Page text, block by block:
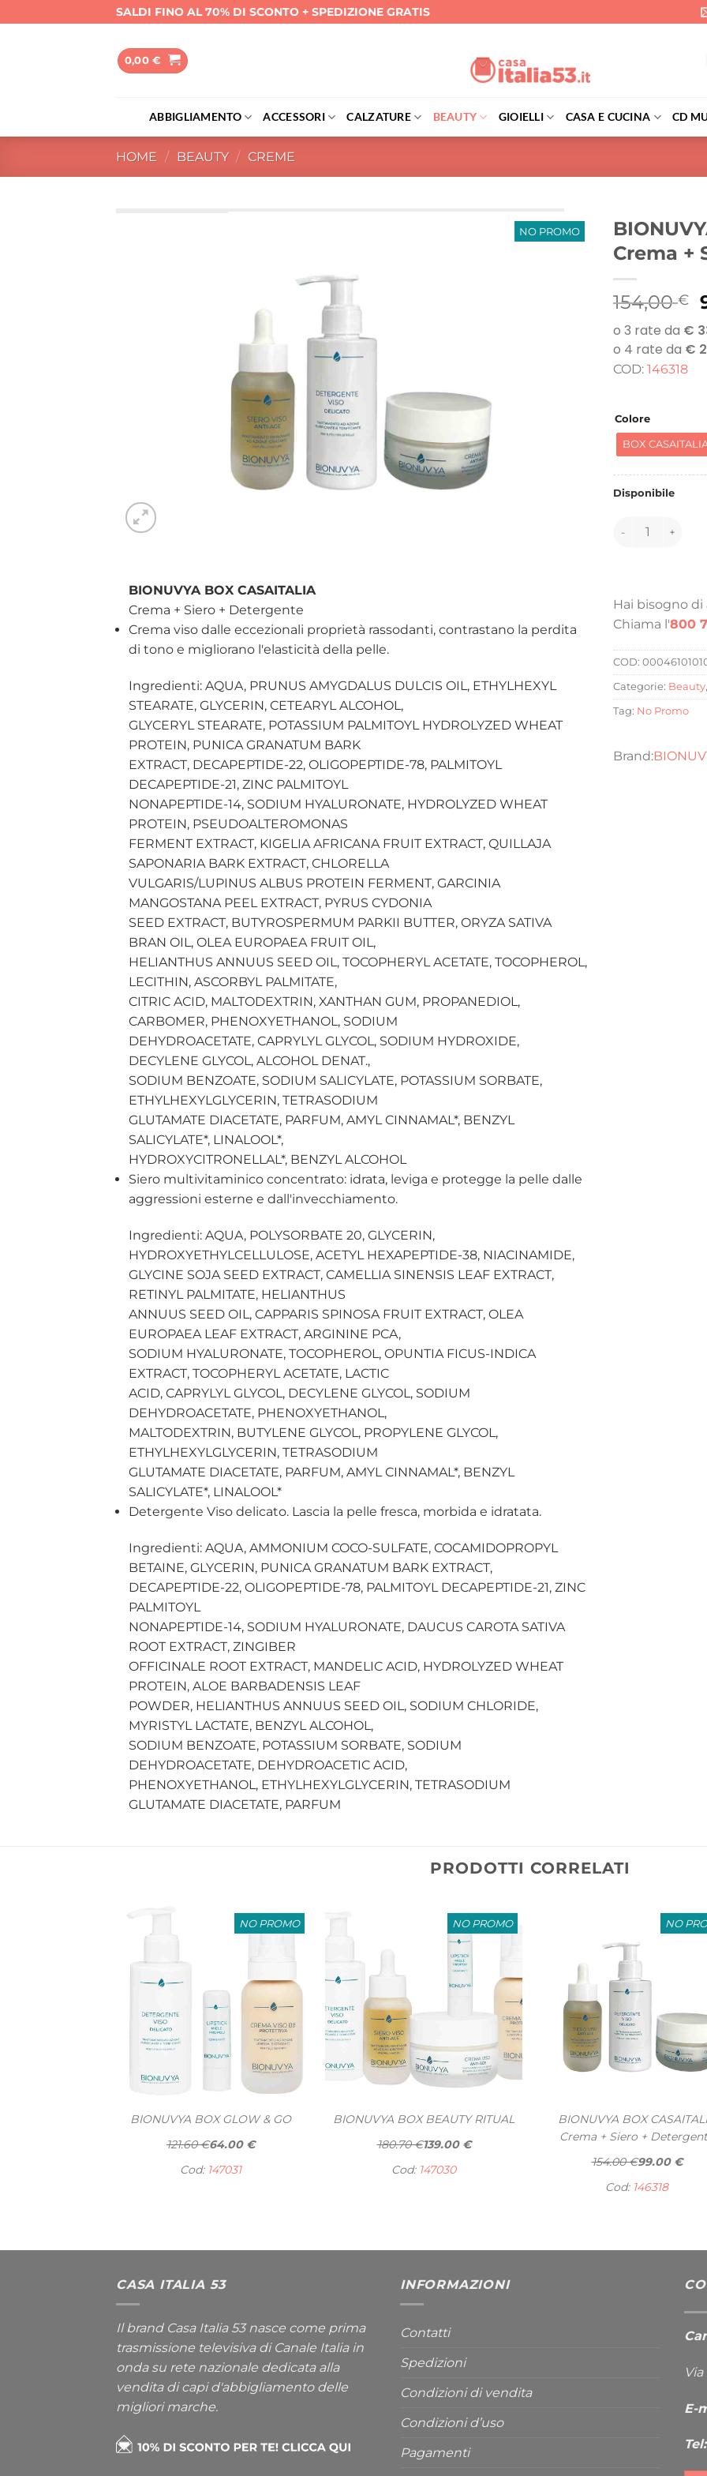
ai
SALDI FINO AL 70% DI SCONTO + SPEDIZIONE GRATIS
0,00€
ABBIGLIAMENTO ACCESSORI CALZATURE BEAUTY GIOIELLI CASA E CUCINA CD
HOME / BEAUTY / CREME
NO PROMO
BIONUVYA BOX CASAITALIA
Crema + Siero + Detergente
Crema viso dalle eccezionali proprietà rassodanti, contrastano la perdita
di tono e migliorano l'elasticità della pelle.
Ingredienti: AQUA, PRUNUS AMYGDALUS DULCIS OIL, ETHYLHEXYL
STEARATE, GLYCERIN, CETEARYL ALCOHOL,
GLYCERYL STEARATE, POTASSIUM PALMITOYL HYDROLYZED WHEAT
PROTEIN, PUNICA GRANATUM BARK
EXTRACT, DECAPEPTIDE-22, OLIGOPEPTIDE-78, PALMITOYL
DECAPEPTIDE-21, ZINC PALMITOYL
NONAPEPTIDE-14, SODIUM HYALURONATE, HYDROLYZED WHEAT
PROTEIN, PSEUDOALTEROMONAS
FERMENT EXTRACT, KIGELIA AFRICANA FRUIT EXTRACT, QUILLAJA
SAPONARIA BARK EXTRACT, CHLORELLA
VULGARIS/LUPINUS ALBUS PROTEIN FERMENT, GARCINIA
MANGOSTANA PEEL EXTRACT, PYRUS CYDONIA
SEED EXTRACT, BUTYROSPERMUM PARKII BUTTER, ORYZA SATIVA
BRAN OIL, OLEA EUROPAEA FRUIT OIL,
HELIANTHUS ANNUUS SEED OIL, TOCOPHERYL ACETATE, TOCOPHEROL,
LECITHIN, ASCORBYL PALMITATE,
CITRIC ACID, MALTODEXTRIN, XANTHAN GUM, PROPANEDIOL,
CARBOMER, PHENOXYETHANOL, SODIUM
DEHYDROACETATE, CAPRYLYL GLYCOL, SODIUM HYDROXIDE,
DECYLENE GLYCOL, ALCOHOL DENAT.,
SODIUM BENZOATE, SODIUM SALICYLATE, POTASSIUM SORBATE,
ETHYLHEXYLGLYCERIN, TETRASODIUM
GLUTAMATE DIACETATE, PARFUM, AMYL CINNAMAL*, BENZYL
SALICYLATE*, LINALOOL*,
HYDROXYCITRONELLAL*, BENZYL ALCOHOL
Siero multivitaminico concentrato: idrata, leviga e protegge la pelle dalle
aggressioni esterne e dall'invecchiamento.
Ingredienti: AQUA, POLYSORBATE 20, GLYCERIN,
HYDROXYETHYLCELLULOSE, ACETYL HEXAPEPTIDE-38, NIACINAMIDE,
GLYCINE SOJA SEED EXTRACT, CAMELLIA SINENSIS LEAF EXTRACT,
RETINYL PALMITATE, HELIANTHUS
ANNUUS SEED OIL, CAPPARIS SPINOSA FRUIT EXTRACT, OLEA
EUROPAEA LEAF EXTRACT, ARGININE PCA,
SODIUM HYALURONATE, TOCOPHEROL, OPUNTIA FICUS-INDICA
EXTRACT, TOCOPHERYL ACETATE, LACTIC
ACID, CAPRYLYL GLYCOL, DECYLENE GLYCOL, SODIUM
DEHYDROACETATE, PHENOXYETHANOL,
MALTODEXTRIN, BUTYLENE GLYCOL, PROPYLENE GLYCOL,
ETHYLHEXYLGLYCERIN, TETRASODIUM
GLUTAMATE DIACETATE, PARFUM, AMYL CINNAMAL*, BENZYL
SALICYLATE*, LINALOOL*
Detergente Viso delicato. Lascia la pelle fresca, morbida e idratata.
Ingredienti: AQUA, AMMONIUM COCO-SULFATE, COCAMIDOPROPYL
BETAINE, GLYCERIN, PUNICA GRANATUM BARK EXTRACT,
DECAPEPTIDE-22, OLIGOPEPTIDE-78, PALMITOYL DECAPEPTIDE-21, ZINC
PALMITOYL
NONAPEPTIDE-14, SODIUM HYALURONATE, DAUCUS CAROTA SATIVA
ROOT EXTRACT, ZINGIBER
OFFICINALE ROOT EXTRACT, MANDELIC ACID, HYDROLYZED WHEAT
PROTEIN, ALOE BARBADENSIS LEAF
POWDER, HELIANTHUS ANNUUS SEED OIL, SODIUM CHLORIDE,
MYRISTYL LACTATE, BENZYL ALCOHOL,
SODIUM BENZOATE, POTASSIUM SORBATE, SODIUM
DEHYDROACETATE, DEHYDROACETIC ACID,
PHENOXYETHANOL, ETHYLHEXYLGLYCERIN, TETRASODIUM
GLUTAMATE DIACETATE, PARFUM
Crema +
154,00€
COD: 146318
Colore
BOX
Disponibile
146318 quantità
Hai bisogno di
Chiama l'800
COD:
Categorie: Beauty
Tag: No Promo
PRODOTTI CORRELATI
NO PROMO
BIONUVYA BOX GLOW & GO
121.60 €64.00 €
Cod: 147031
NO PROMO
BIONUVYA BOX BEAUTY RITUAL
180.70 €139.00 €
Cod: 147030
NO
BIONUVYA BOX
Crema + Siero +
154.00 €99.00 €
Cod: 146318
CASA ITALIA 53
Il brand Casa Italia 53 nasce come prima
trasmissione televisiva di Canale Italia in
onda su rete nazionale dedicata alla
vendita di capi d'abbigliamento delle
migliori marche.
INFORMAZIONI
Contatti
Spedizioni
Condizioni di vendita
Condizioni d’uso
Pagamenti
E-
Tel: